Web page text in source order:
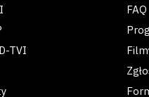
TVI
FAQ